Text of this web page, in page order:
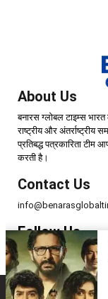
About Us
बनारस ग्लोबल टाइम्स
राष्ट्रीय और अंतर्राष्ट्रीय
प्रतिबद्ध पत्रकारिता टीम
करती है।
Contact Us
Follow Us
Copyright ©